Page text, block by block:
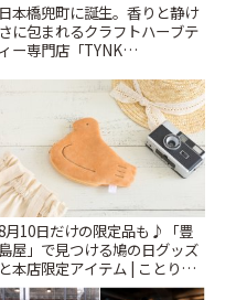
日本橋兜町に誕生。香りと静け
さに包まれるクラフトハーブテ
ィー専門店「TYNK
月10日だけの限定品も♪「豊
島屋」で見つける鳩の日グッズ
と本店限定アイテム | ことりっ